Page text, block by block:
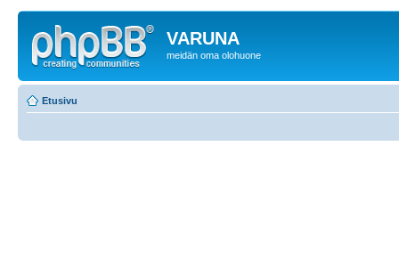
VARUNA
meidän oma olohuone
Etusivu